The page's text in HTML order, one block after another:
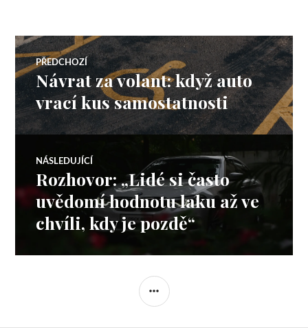
Navigace
pro
příspěvek
PŘEDCHOZÍ
Předchozí
příspěvek:
Návrat za volant: když auto
vrací kus samostatnosti
NÁSLEDUJÍCÍ
Následující
příspěvek:
Rozhovor: „Lidé si často
uvědomí hodnotu laku až ve
chvíli, kdy je pozdě“
POSTRANNÍ